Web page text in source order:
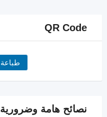
QR Code
طباعة QR Code
نصائح هامة وضرورية